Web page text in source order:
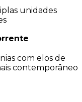
unidades
com elos de
contemporâneo